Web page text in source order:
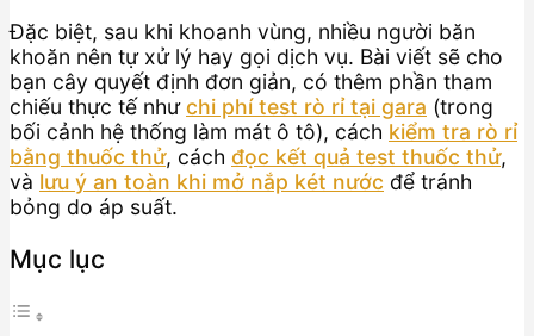
Đặc biệt, sau khi khoanh vùng, nhiều người băn
khoăn nên tự xử lý hay gọi dịch vụ. Bài viết sẽ cho
bạn cây quyết định đơn giản, có thêm phần tham
chiếu thực tế nhưchi phí test rò rỉ tại gara (trong
bối cảnh hệ thống làm mát ô tô), cách kiểm tra rò rỉ
bằng thuốc thử, cách đọc kết quả test thuốc thử,
và lưu ý an toàn khi mở nắp két nước để tránh
bỏng do áp suất.
Mục lục